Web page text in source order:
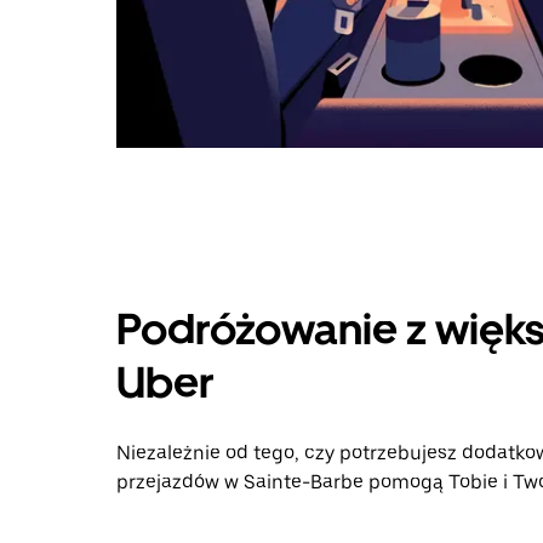
Podróżowanie z
Uber
Niezależnie od tego, czy potrzebujesz
przejazdów w Sainte-Barbe pomogą Tobie i